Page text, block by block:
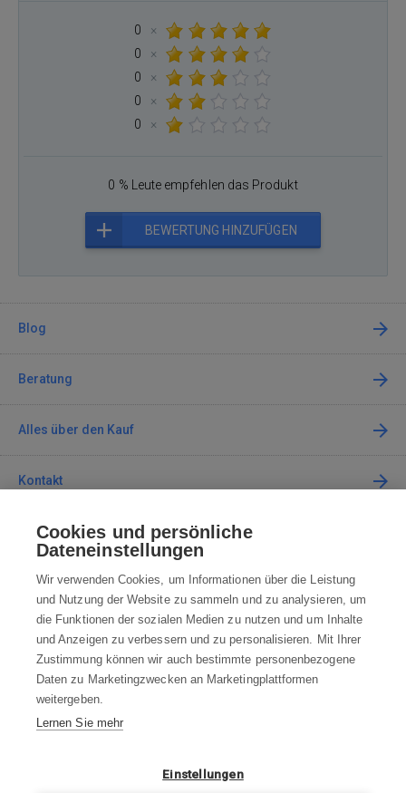
0
×
0
×
0
×
0
×
0
×
0 % Leute empfehlen das Produkt
BEWERTUNG HINZUFÜGEN
Blog
Beratung
Alles über den Kauf
Kontakt
Kontaktieren Sie uns
info@robotworld.at
+49 25 197 159 962 Mo-Fr 8:00—16:00 Uhr
ALLE KONTAKTE
WIDERRUFSBELEHRUNG
DATENSCHUTZERKLÄRUNG
Cookies und persönliche
Dateneinstellungen
Wir verwenden Cookies, um Informationen über die Leistung
und Nutzung der Website zu sammeln und zu analysieren, um
die Funktionen der sozialen Medien zu nutzen und um Inhalte
und Anzeigen zu verbessern und zu personalisieren. Mit Ihrer
Zustimmung können wir auch bestimmte personenbezogene
Daten zu Marketingzwecken an Marketingplattformen
weitergeben.
Lernen Sie mehr
Einstellungen